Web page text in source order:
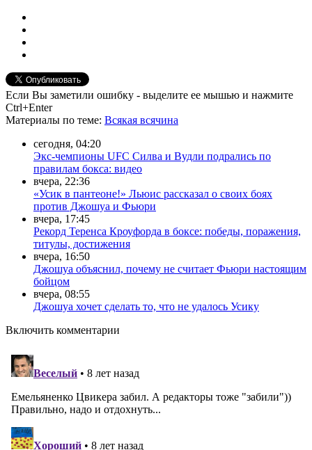
Если Вы заметили ошибку - выделите ее мышью и нажмите
Ctrl+Enter
Материалы по теме: Всякая всячина
сегодня, 04:20
Экс-чемпионы UFC Силва и Вудли подрались по
правилам бокса: видео
вчера, 22:36
«Усик в пантеоне!» Льюис рассказал о своих боях
против Джошуа и Фьюри
вчера, 17:45
Рекорд Теренса Кроуфорда в боксе: победы, поражения,
титулы, достижения
вчера, 16:50
Джошуа объяснил, почему не считает Фьюри настоящим
бойцом
вчера, 08:55
Джошуа хочет сделать то, что не удалось Усику
Включить комментарии